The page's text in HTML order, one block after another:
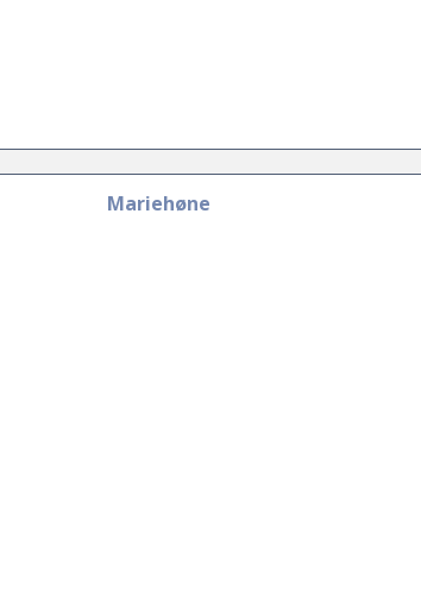
Mariehøne